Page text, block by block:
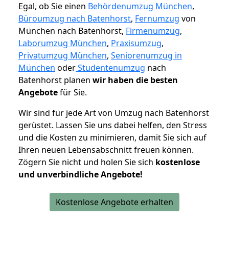
Egal, ob Sie einen Behördenumzug München,
Büroumzug nach Batenhorst, Fernumzug von
München nach Batenhorst, Firmenumzug,
Laborumzug München, Praxisumzug,
Privatumzug München, Seniorenumzug in
München oderStudentenumzug nach
Batenhorst planen wir haben die besten
Angebotefür Sie.
Wir sind für jede Art von Umzug nach Batenhorst
gerüstet. Lassen Sie uns dabei helfen, den Stress
und die Kosten zu minimieren, damit Sie sich auf
Ihren neuen Lebensabschnitt freuen können.
Zögern Sie nicht und holen Sie sich kostenlose
und unverbindliche Angebote!
Kostenlose Angebote erhalten